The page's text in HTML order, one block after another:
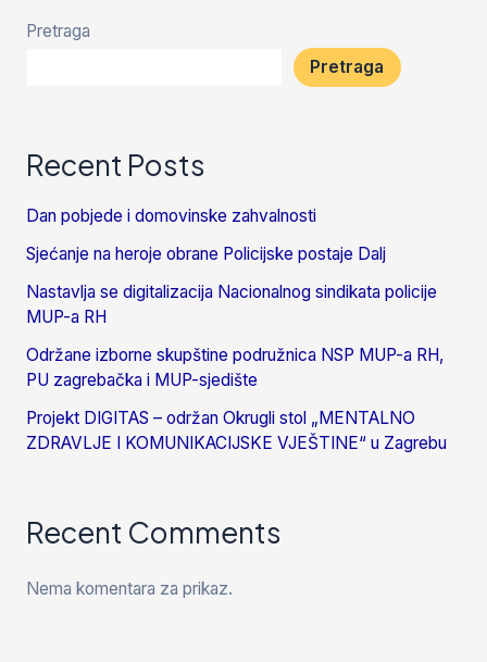
Pretraga
Pretraga
Recent Posts
Dan pobjede i domovinske zahvalnosti
Sjećanje na heroje obrane Policijske postaje Dalj
Nastavlja se digitalizacija Nacionalnog sindikata policije
MUP-a RH
Održane izborne skupštine podružnica NSP MUP-a RH,
PU zagrebačka i MUP-sjedište
Projekt DIGITAS – održan Okrugli stol „MENTALNO
ZDRAVLJE I KOMUNIKACIJSKE VJEŠTINE“ u Zagrebu
Recent Comments
Nema komentara za prikaz.